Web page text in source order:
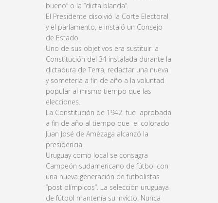
bueno” o la “dicta blanda”.
El Presidente disolvió la Corte Electoral
y el parlamento, e instaló un Consejo
de Estado.
Uno de sus objetivos era sustituir la
Constitución del 34 instalada durante la
dictadura de Terra, redactar una nueva
y someterla a fin de año a la voluntad
popular al mismo tiempo que las
elecciones.
La Constitución de 1942 fue aprobada
a fin de año al tiempo que el colorado
Juan José de Amèzaga alcanzó la
presidencia.
Uruguay como local se consagra
Campeón sudamericano de fútbol con
una nueva generación de futbolistas
“post olímpicos”. La selección uruguaya
de fútbol mantenía su invicto. Nunca